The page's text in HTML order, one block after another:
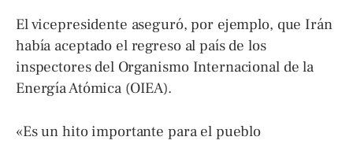
El vicepresidente aseguró, por ejemplo, que Irán
había aceptado el regreso al país de los
inspectores del Organismo Internacional de la
Energía Atómica (OIEA).
«Es un hito importante para el pueblo